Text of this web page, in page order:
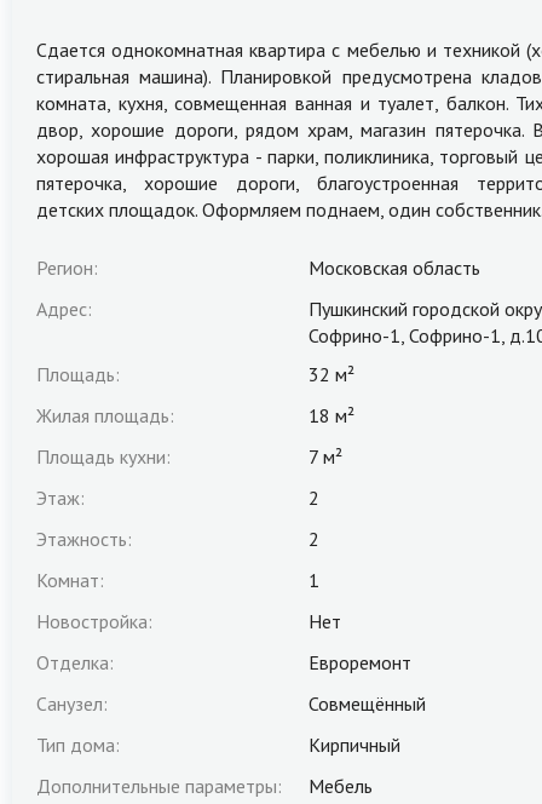
Сдается однокомнатная квартира с мебелью и техникой
стиральная машина). Планировкой предусмотрена
комната, кухня, совмещенная ванная и туалет, балкон.
двор, хорошие дороги, рядом храм, магазин пятерочка.
хорошая инфраструктура - парки, поликлиника, торговый
пятерочка, хорошие дороги, благоустроенная
детских площадок. Оформляем поднаем, один
Регион:
Московская область
Адрес:
Пушкинский городской
Софрино-1, Софрино-1,
Площадь:
32 м²
Жилая площадь:
18 м²
Площадь кухни:
7 м²
Этаж:
2
Этажность:
2
Комнат:
1
Новостройка:
Нет
Отделка:
Евроремонт
Санузел:
Совмещённый
Тип дома:
Кирпичный
Дополнительные параметры:
Мебель